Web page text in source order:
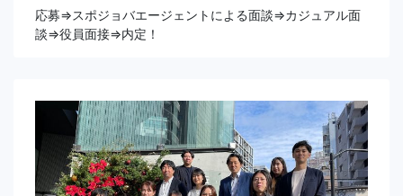
応募⇒スポジョバエージェントによる面談⇒カジュアル面
談⇒役員面接⇒内定！